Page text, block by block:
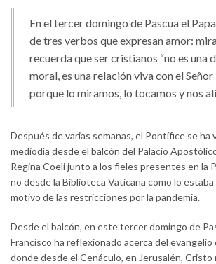
En el tercer domingo de Pascua el
de tres verbos que expresan amor:
recuerda que ser cristianos “no es una
moral, es una relación viva con el
porque lo miramos, lo tocamos y nos
Después de varias semanas, el Pontífice se ha
mediodía desde el balcón del Palacio
Regina Coeli junto a los fieles presentes en la
no desde la Biblioteca Vaticana como lo
motivo de las restricciones por la pandemia.
Desde el balcón, en este tercer domingo de
Francisco ha reflexionado acerca del evangelio
donde desde el Cenáculo, en Jerusalén,